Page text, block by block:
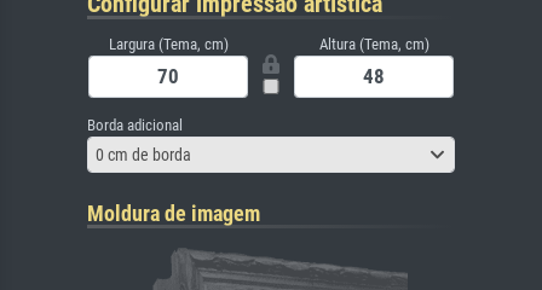
Largura (Tema, cm) Altura (Tema, cm)
Borda adicional
0 cm de borda
Moldura de imagem